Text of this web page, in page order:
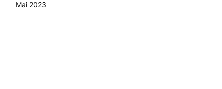
Mai 2023